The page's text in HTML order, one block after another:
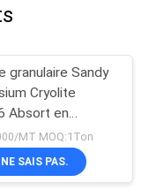
granulaire Sandy
Cryolite
Absort en
MT MOQ:1Ton
SAIS PAS.